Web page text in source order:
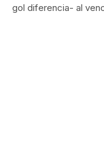
gol diferencia- al